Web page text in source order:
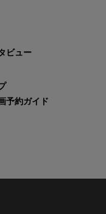
ビュー
予約ガイド